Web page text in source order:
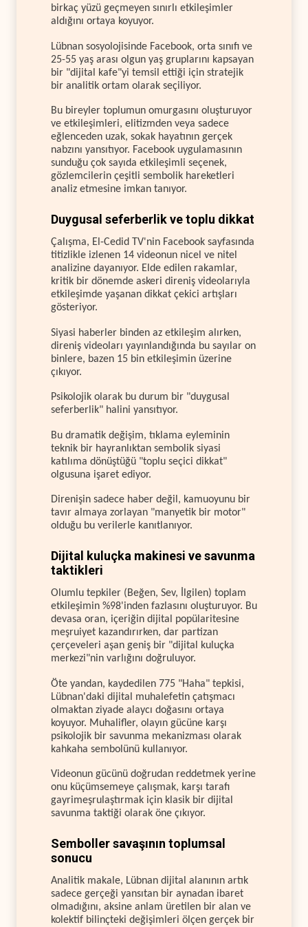
birkaç yüzü geçmeyen sınırlı etkileşimler
aldığını ortaya koyuyor.
Lübnan sosyolojisinde Facebook, orta sınıfı ve
25-55 yaş arası olgun yaş gruplarını kapsayan
bir "dijital kafe"yi temsil ettiği için stratejik
bir analitik ortam olarak seçiliyor.
Bu bireyler toplumun omurgasını oluşturuyor
ve etkileşimleri, elitizmden veya sadece
eğlenceden uzak, sokak hayatının gerçek
nabzını yansıtıyor. Facebook uygulamasının
sunduğu çok sayıda etkileşimli seçenek,
gözlemcilerin çeşitli sembolik hareketleri
analiz etmesine imkan tanıyor.
Duygusal seferberlik ve toplu dikkat
Çalışma, El-Cedid TV'nin Facebook sayfasında
titizlikle izlenen 14 videonun nicel ve nitel
analizine dayanıyor. Elde edilen rakamlar,
kritik bir dönemde askeri direniş videolarıyla
etkileşimde yaşanan dikkat çekici artışları
gösteriyor.
Siyasi haberler binden az etkileşim alırken,
direniş videoları yayınlandığında bu sayılar on
binlere, bazen 15 bin etkileşimin üzerine
çıkıyor.
Psikolojik olarak bu durum bir "duygusal
seferberlik" halini yansıtıyor.
Bu dramatik değişim, tıklama eyleminin
teknik bir hayranlıktan sembolik siyasi
katılıma dönüştüğü "toplu seçici dikkat"
olgusuna işaret ediyor.
Direnişin sadece haber değil, kamuoyunu bir
tavır almaya zorlayan "manyetik bir motor"
olduğu bu verilerle kanıtlanıyor.
Dijital kuluçka makinesi ve savunma
taktikleri
Olumlu tepkiler (Beğen, Sev, İlgilen) toplam
etkileşimin %98'inden fazlasını oluşturuyor. Bu
devasa oran, içeriğin dijital popülaritesine
meşruiyet kazandırırken, dar partizan
çerçeveleri aşan geniş bir "dijital kuluçka
merkezi"nin varlığını doğruluyor.
Öte yandan, kaydedilen 775 "Haha" tepkisi,
Lübnan'daki dijital muhalefetin çatışmacı
olmaktan ziyade alaycı doğasını ortaya
koyuyor. Muhalifler, olayın gücüne karşı
psikolojik bir savunma mekanizması olarak
kahkaha sembolünü kullanıyor.
Videonun gücünü doğrudan reddetmek yerine
onu küçümsemeye çalışmak, karşı tarafı
gayrimeşrulaştırmak için klasik bir dijital
savunma taktiği olarak öne çıkıyor.
Semboller savaşının toplumsal
sonucu
Analitik makale, Lübnan dijital alanının artık
sadece gerçeği yansıtan bir aynadan ibaret
olmadığını, aksine anlam üretilen bir alan ve
kolektif bilinçteki değişimleri ölçen gerçek bir